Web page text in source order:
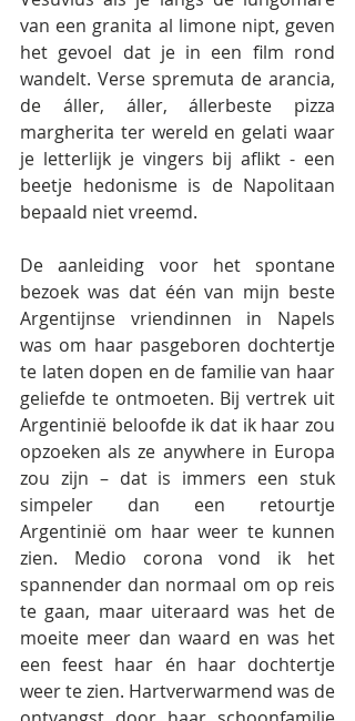
van een granita al limone nipt, geven
het gevoel dat je in een film rond
wandelt. Verse spremuta de arancia,
de áller, áller, állerbeste pizza
margherita ter wereld en gelati waar
je letterlijk je vingers bij aflikt - een
beetje hedonisme is de Napolitaan
bepaald niet vreemd.
De aanleiding voor het spontane
bezoek was dat één van mijn beste
Argentijnse vriendinnen in Napels
was om haar pasgeboren dochtertje
te laten dopen en de familie van haar
geliefde te ontmoeten. Bij vertrek uit
Argentinië beloofde ik dat ik haar zou
opzoeken als ze anywhere in Europa
zou zijn – dat is immers een stuk
simpeler dan een retourtje
Argentinië om haar weer te kunnen
zien. Medio corona vond ik het
spannender dan normaal om op reis
te gaan, maar uiteraard was het de
moeite meer dan waard en was het
een feest haar én haar dochtertje
weer te zien. Hartverwarmend was de